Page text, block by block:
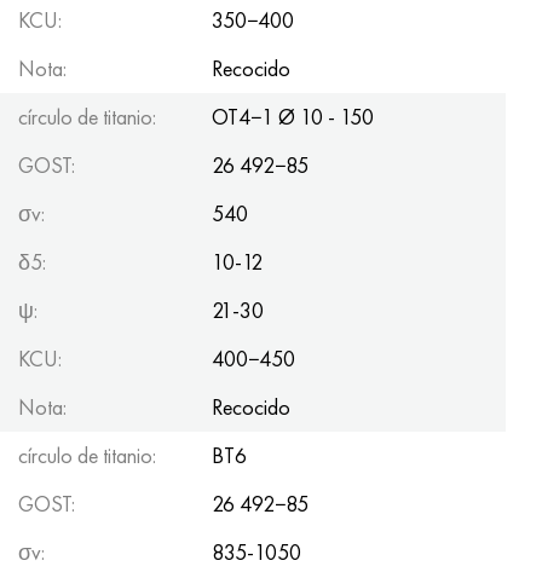
KCU:
350−400
Nota:
Recocido
círculo de titanio:
OT4−1 Ø 10 - 150
GOST:
26 492−85
σv:
540
δ5:
10-12
ψ:
21-30
KCU:
400−450
Nota:
Recocido
círculo de titanio:
BT6
GOST:
26 492−85
σv:
835-1050
Hastelloy C-276
Hastelloy C2000
udimet 500
udimet 720
40XFA, 1.7223, AISI 4142
45X, 45h, 1.7035